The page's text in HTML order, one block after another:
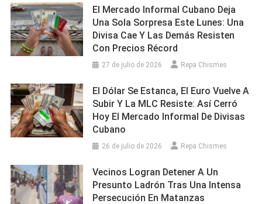
El Mercado Informal Cubano Deja
Una Sola Sorpresa Este Lunes: Una
Divisa Cae Y Las Demás Resisten
Con Precios Récord
27 de julio de 2026 Repa Chismes
El Dólar Se Estanca, El Euro Vuelve A
Subir Y La MLC Resiste: Así Cerró
Hoy El Mercado Informal De Divisas
Cubano
26 de julio de 2026 Repa Chismes
Vecinos Logran Detener A Un
Presunto Ladrón Tras Una Intensa
Persecución En Matanzas